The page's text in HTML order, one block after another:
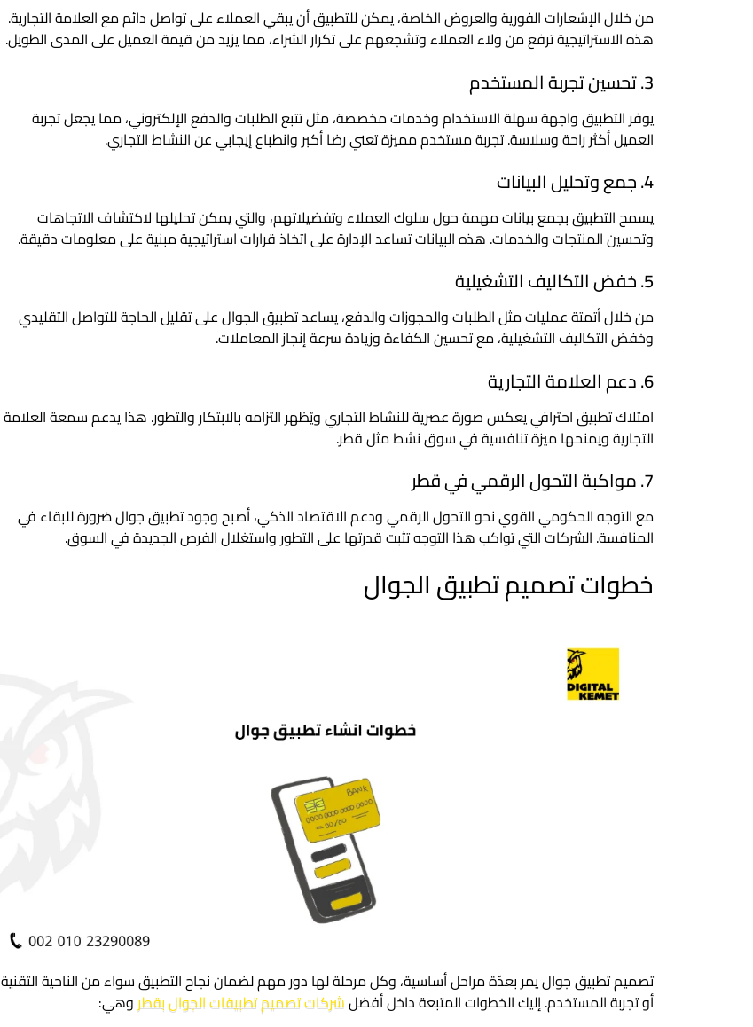
من خلال الإشعارات الفورية والعروض الخاصة، يمكن للتطبيق أن يبقي العملاء على تواصل دائم مع العلامة التجارية.
هذه الاستراتيجية ترفع من ولاء العملاء وتشجعهم على تكرار الشراء، مما يزيد من قيمة العميل على المدى الطويل.
3. تحسين تجربة المستخدم
يوفر التطبيق واجهة سهلة الاستخدام وخدمات مخصصة، مثل تتبع الطلبات والدفع الإلكتروني، مما يجعل تجربة
العميل أكثر راحة وسلاسة. تجربة مستخدم مميزة تعني رضا أكبر وانطباع إيجابي عن النشاط التجاري.
4. جمع وتحليل البيانات
يسمح التطبيق بجمع بيانات مهمة حول سلوك العملاء وتفضيلاتهم، والتي يمكن تحليلها لاكتشاف الاتجاهات
وتحسين المنتجات والخدمات. هذه البيانات تساعد الإدارة على اتخاذ قرارات استراتيجية مبنية على معلومات دقيقة.
5. خفض التكاليف التشغيلية
من خلال أتمتة عمليات مثل الطلبات والحجوزات والدفع، يساعد تطبيق الجوال على تقليل الحاجة للتواصل التقليدي
وخفض التكاليف التشغيلية، مع تحسين الكفاءة وزيادة سرعة إنجاز المعاملات.
6. دعم العلامة التجارية
امتلاك تطبيق احترافي يعكس صورة عصرية للنشاط التجاري ويُظهر التزامه بالابتكار والتطور. هذا يدعم سمعة العلامة
التجارية ويمنحها ميزة تنافسية في سوق نشط مثل قطر.
7. مواكبة التحول الرقمي في قطر
مع التوجه الحكومي القوي نحو التحول الرقمي ودعم الاقتصاد الذكي، أصبح وجود تطبيق جوال ضرورة للبقاء في
المنافسة. الشركات التي تواكب هذا التوجه تثبت قدرتها على التطور واستغلال الفرص الجديدة في السوق.
خطوات تصميم تطبيق الجوال
تصميم تطبيق جوال يمر بعدّة مراحل أساسية، وكل مرحلة لها دور مهم لضمان نجاح التطبيق سواء من الناحية التقنية
أو تجربة المستخدم. إليك الخطوات المتبعة داخل أفضلشركات تصميم تطبيقات الجوال بقطروهي: